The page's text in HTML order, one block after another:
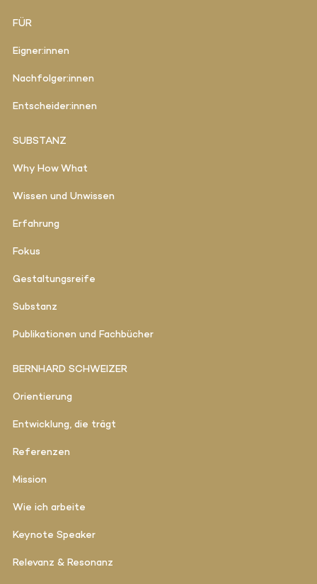
FÜR
Eigner:innen
Nachfolger:innen
Entscheider:innen
SUBSTANZ
Why How What
Wissen und Unwissen
Erfahrung
Fokus
Gestaltungsreife
Substanz
Publikationen und Fachbücher
BERNHARD SCHWEIZER
Orientierung
Entwicklung, die trägt
Referenzen
Mission
Wie ich arbeite
Keynote Speaker
Relevanz & Resonanz